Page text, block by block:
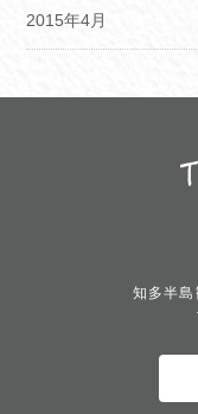
2015年4月
知多半